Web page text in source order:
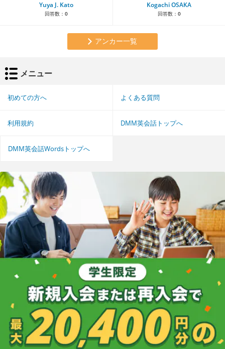
Yuya J. Kato
回答数： 0
Kogachi OSAKA
回答数： 0
アンカー一覧
メニュー
初めての方へ よくある質問
利用規約 DMM英会話トップへ
DMM英会話Wordsトップへ